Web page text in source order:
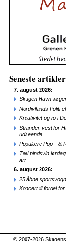
Seneste artikler
7. august 2026:
Skagen Havn
Nordjyllands Politi
Kreativitet og ro i
Stranden vest for
udseende
Populære Pop – &
Tæl pindsvin
art
6. august 2026:
25 åbne
Koncert til fordel
© 2007-2026